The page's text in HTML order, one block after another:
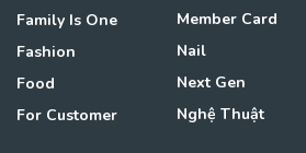
Family Is One
Fashion
Food
For Customer
Member Card
Nail
Next Gen
Nghệ Thuật